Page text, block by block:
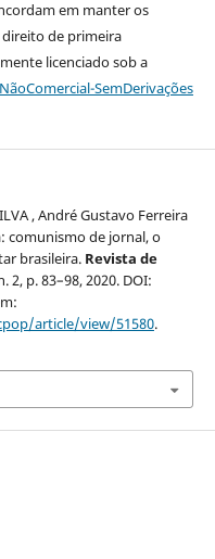
em manter os
de primeira
licenciado sob a
SemDerivações
, André Gustavo Ferreira
comunismo de jornal, o
brasileira. Revista de
2, p. 83–98, 2020. DOI:
article/view/51580.